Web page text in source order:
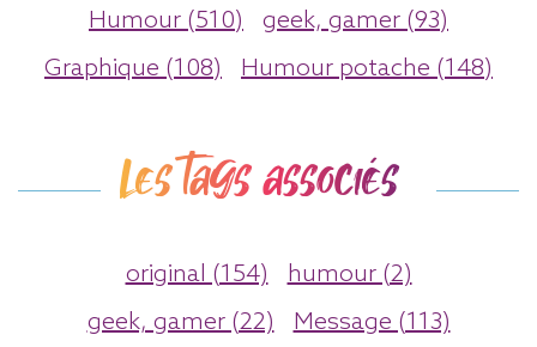
Humour (510)
geek, gamer (93)
Graphique (108)
Humour potache (148)
Les tags associés
original (154)
humour (2)
geek, gamer (22)
Message (113)